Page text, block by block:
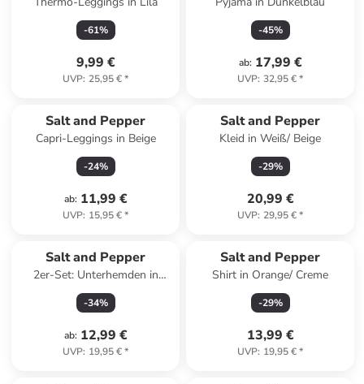
-61%
9,99 €
UVP: 25,95 €*
-45%
ab: 17,99 €
UVP: 32,95 €*
Salt and Pepper
Capri-Leggings in Beige
-24%
ab: 11,99 €
UVP: 15,95 €*
Salt and Pepper
Kleid in Weiß/ Beige
-29%
20,99 €
UVP: 29,95 €*
Salt and Pepper
2er-Set: Unterhemden in
Rosa/ Creme
-34%
ab: 12,99 €
UVP: 19,95 €*
Salt and Pepper
Shirt in Orange/ Creme
-29%
13,99 €
UVP: 19,95 €*